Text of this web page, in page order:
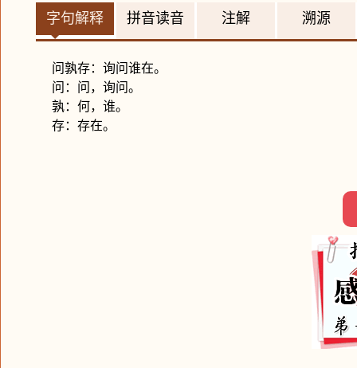
字句解释 拼音读音 注解 溯源
问孰存：询问谁在。
问：问，询问。
孰：何，谁。
存：存在。